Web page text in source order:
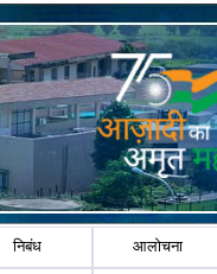
निबंध आलोचना